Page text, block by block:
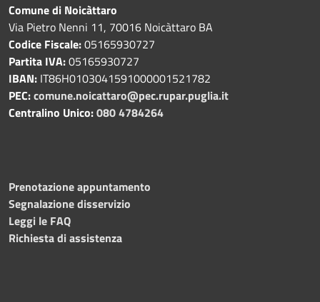
Comune di Noicàttaro
Via Pietro Nenni 11, 70016 Noicàttaro BA
Codice Fiscale:05165930727
Partita IVA:05165930727
IBAN: IT86H0103041591000001521782
PEC:comune.noicattaro@pec.rupar.puglia.it
Centralino Unico:080 4784264
Prenotazione appuntamento
Segnalazione disservizio
Leggi le FAQ
Richiesta di assistenza